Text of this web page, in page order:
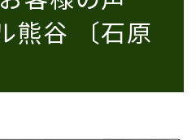
熊谷 〔石原